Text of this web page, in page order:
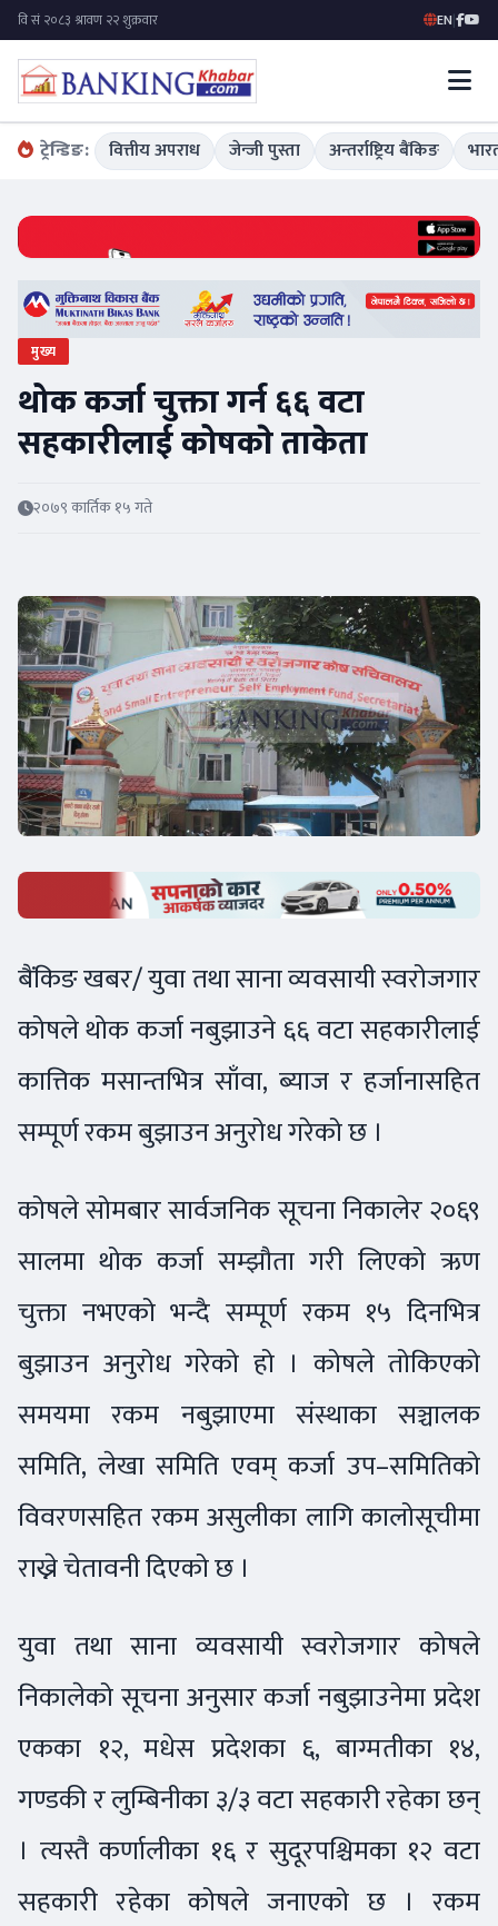
EN|
ट्रेन्डिङ: वित्तीय अपराध जेन्जी पुस्ता अन्तर्राष्ट्रिय बैंकिङ
मुख्य
थोक कर्जा चुक्ता गर्न ६६ वटा
सहकारीलाई कोषकाे ताकेता
२०७९ कार्तिक १५ गते
बैंकिङ खबर/ युवा तथा साना व्यवसायी स्वरोजगार
कोषले थोक कर्जा नबुझाउने ६६ वटा सहकारीलाई
कात्तिक मसान्तभित्र साँवा, ब्याज र हर्जानासहित
सम्पूर्ण रकम बुझाउन अनुरोध गरेको छ ।
कोषले सोमबार सार्वजनिक सूचना निकालेर २०६९
सालमा थोक कर्जा सम्झौता गरी लिएको ऋण
चुक्ता नभएको भन्दै सम्पूर्ण रकम १५ दिनभित्र
बुझाउन अनुरोध गरेको हो । कोषले तोकिएको
समयमा रकम नबुझाएमा संस्थाका सञ्चालक
समिति, लेखा समिति एवम् कर्जा उप–समितिको
विवरणसहित रकम असुलीका लागि कालोसूचीमा
राख्ने चेतावनी दिएको छ ।
युवा तथा साना व्यवसायी स्वरोजगार कोषले
निकालेको सूचना अनुसार कर्जा नबुझाउनेमा प्रदेश
एकका १२, मधेस प्रदेशका ६, बाग्मतीका १४,
गण्डकी र लुम्बिनीका ३/३ वटा सहकारी रहेका छन्
। त्यस्तै कर्णालीका १६ र सुदूरपश्चिमका १२ वटा
सहकारी रहेका कोषले जनाएको छ । रकम